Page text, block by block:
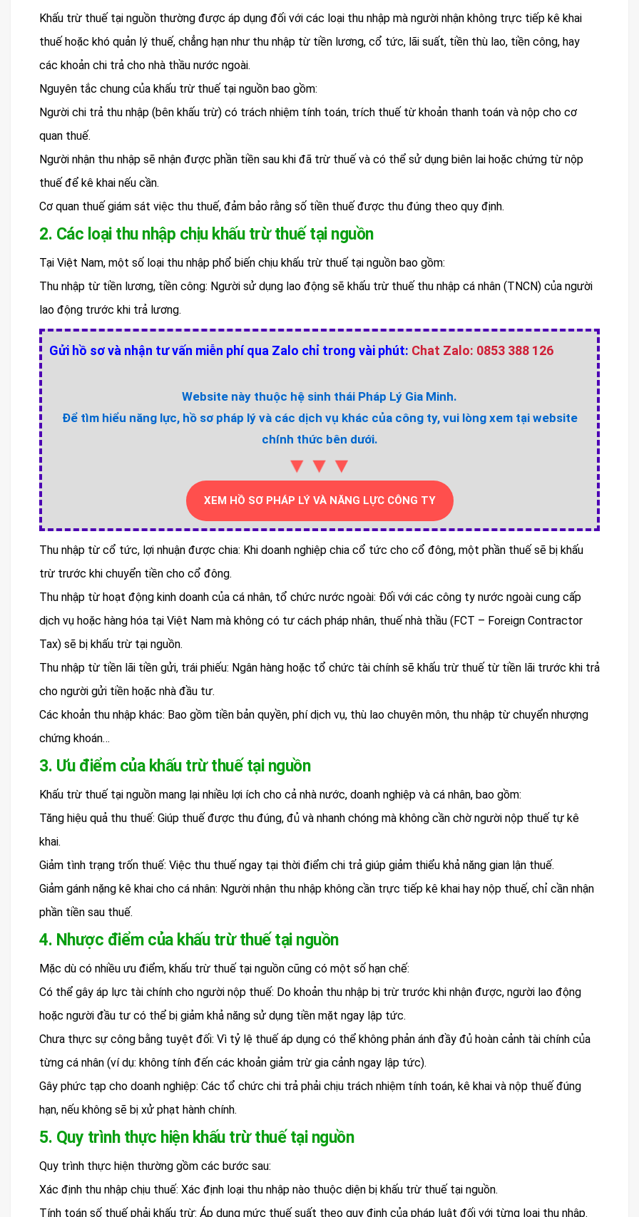
Khấu trừ thuế tại nguồn thường được áp dụng đối với các loại thu nhập mà người nhận không trực tiếp kê khai
thuế hoặc khó quản lý thuế, chẳng hạn như thu nhập từ tiền lương, cổ tức, lãi suất, tiền thù lao, tiền công, hay
các khoản chi trả cho nhà thầu nước ngoài.
Nguyên tắc chung của khấu trừ thuế tại nguồn bao gồm:
Người chi trả thu nhập (bên khấu trừ) có trách nhiệm tính toán, trích thuế từ khoản thanh toán và nộp cho cơ
quan thuế.
Người nhận thu nhập sẽ nhận được phần tiền sau khi đã trừ thuế và có thể sử dụng biên lai hoặc chứng từ nộp
thuế để kê khai nếu cần.
Cơ quan thuế giám sát việc thu thuế, đảm bảo rằng số tiền thuế được thu đúng theo quy định.
2. Các loại thu nhập chịu khấu trừ thuế tại nguồn
Tại Việt Nam, một số loại thu nhập phổ biến chịu khấu trừ thuế tại nguồn bao gồm:
Thu nhập từ tiền lương, tiền công: Người sử dụng lao động sẽ khấu trừ thuế thu nhập cá nhân (TNCN) của người
lao động trước khi trả lương.
Gửi hồ sơ và nhận tư vấn miễn phí qua Zalo chỉ trong vài phút: Chat Zalo: 0853 388 126
Website này thuộc hệ sinh thái Pháp Lý Gia Minh.
Để tìm hiểu năng lực, hồ sơ pháp lý và các dịch vụ khác của công ty, vui lòng xem tại website
chính thức bên dưới.
▼▼▼
XEM HỒ SƠ PHÁP LÝ VÀ NĂNG LỰC CÔNG TY
Thu nhập từ cổ tức, lợi nhuận được chia: Khi doanh nghiệp chia cổ tức cho cổ đông, một phần thuế sẽ bị khấu
trừ trước khi chuyển tiền cho cổ đông.
Thu nhập từ hoạt động kinh doanh của cá nhân, tổ chức nước ngoài: Đối với các công ty nước ngoài cung cấp
dịch vụ hoặc hàng hóa tại Việt Nam mà không có tư cách pháp nhân, thuế nhà thầu (FCT – Foreign Contractor
Tax) sẽ bị khấu trừ tại nguồn.
Thu nhập từ tiền lãi tiền gửi, trái phiếu: Ngân hàng hoặc tổ chức tài chính sẽ khấu trừ thuế từ tiền lãi trước khi trả
cho người gửi tiền hoặc nhà đầu tư.
Các khoản thu nhập khác: Bao gồm tiền bản quyền, phí dịch vụ, thù lao chuyên môn, thu nhập từ chuyển nhượng
chứng khoán…
3. Ưu điểm của khấu trừ thuế tại nguồn
Khấu trừ thuế tại nguồn mang lại nhiều lợi ích cho cả nhà nước, doanh nghiệp và cá nhân, bao gồm:
Tăng hiệu quả thu thuế: Giúp thuế được thu đúng, đủ và nhanh chóng mà không cần chờ người nộp thuế tự kê
khai.
Giảm tình trạng trốn thuế: Việc thu thuế ngay tại thời điểm chi trả giúp giảm thiểu khả năng gian lận thuế.
Giảm gánh nặng kê khai cho cá nhân: Người nhận thu nhập không cần trực tiếp kê khai hay nộp thuế, chỉ cần nhận
phần tiền sau thuế.
4. Nhược điểm của khấu trừ thuế tại nguồn
Mặc dù có nhiều ưu điểm, khấu trừ thuế tại nguồn cũng có một số hạn chế:
Có thể gây áp lực tài chính cho người nộp thuế: Do khoản thu nhập bị trừ trước khi nhận được, người lao động
hoặc người đầu tư có thể bị giảm khả năng sử dụng tiền mặt ngay lập tức.
Chưa thực sự công bằng tuyệt đối: Vì tỷ lệ thuế áp dụng có thể không phản ánh đầy đủ hoàn cảnh tài chính của
từng cá nhân (ví dụ: không tính đến các khoản giảm trừ gia cảnh ngay lập tức).
Gây phức tạp cho doanh nghiệp: Các tổ chức chi trả phải chịu trách nhiệm tính toán, kê khai và nộp thuế đúng
hạn, nếu không sẽ bị xử phạt hành chính.
5. Quy trình thực hiện khấu trừ thuế tại nguồn
Quy trình thực hiện thường gồm các bước sau:
Xác định thu nhập chịu thuế: Xác định loại thu nhập nào thuộc diện bị khấu trừ thuế tại nguồn.
Tính toán số thuế phải khấu trừ: Áp dụng mức thuế suất theo quy định của pháp luật đối với từng loại thu nhập.